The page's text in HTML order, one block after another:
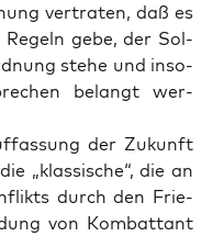
ver­tra­ten, daß es
gebe, der Sol­
ste­he und inso­
belangt wer­
der Zukunft
„klas­si­sche“, die an
durch den Frie­
von Kom­bat­tant